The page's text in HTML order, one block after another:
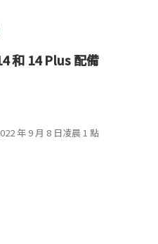
和 14 Plus 配備
年 9 月 8 日凌晨 1 點